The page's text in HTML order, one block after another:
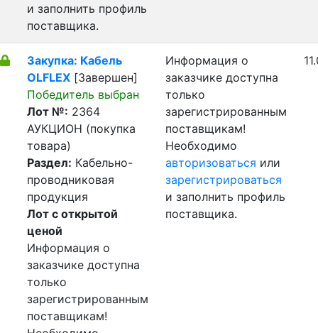
и заполнить профиль
поставщика.
Закупка: Кабель
OLFLEX [Завершен]
Победитель выбран
Лот №: 2364
АУКЦИОН (покупка
товара)
Раздел: Кабельно-
проводниковая
продукция
Лот с открытой
ценой
Информация о
заказчике доступна
только
зарегистрированным
поставщикам!
Информация о
заказчике доступна
только
зарегистрированным
поставщикам!
Необходимо
авторизоваться или
зарегистрироваться
и заполнить профиль
поставщика.